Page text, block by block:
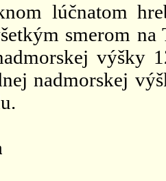
lúčnatom
smerom
výšky
nadmorskej